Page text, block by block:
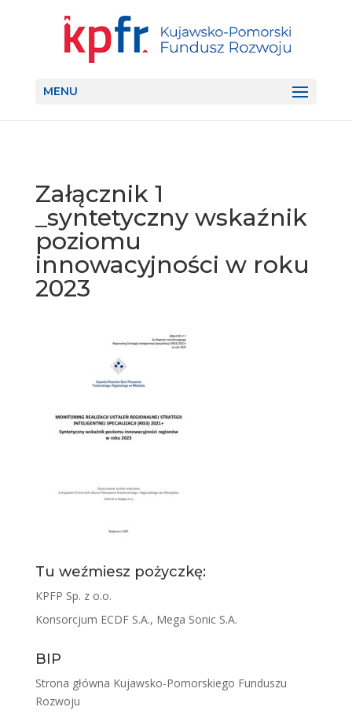
MENU
Załącznik 1
_syntetyczny wskaźnik
poziomu
innowacyjności w roku
2023
Tu weźmiesz pożyczkę:
KPFP Sp. z o.o.
Konsorcjum ECDF S.A., Mega Sonic S.A.
BIP
Strona główna Kujawsko-Pomorskiego Funduszu
Rozwoju